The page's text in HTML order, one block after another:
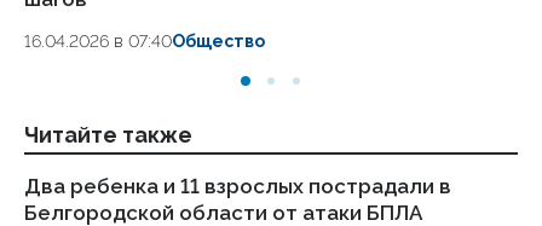
16.04.2026 в 07:40Общество
Читайте также
Два ребенка и 11 взрослых пострадали в
Белгородской области от атаки БПЛА